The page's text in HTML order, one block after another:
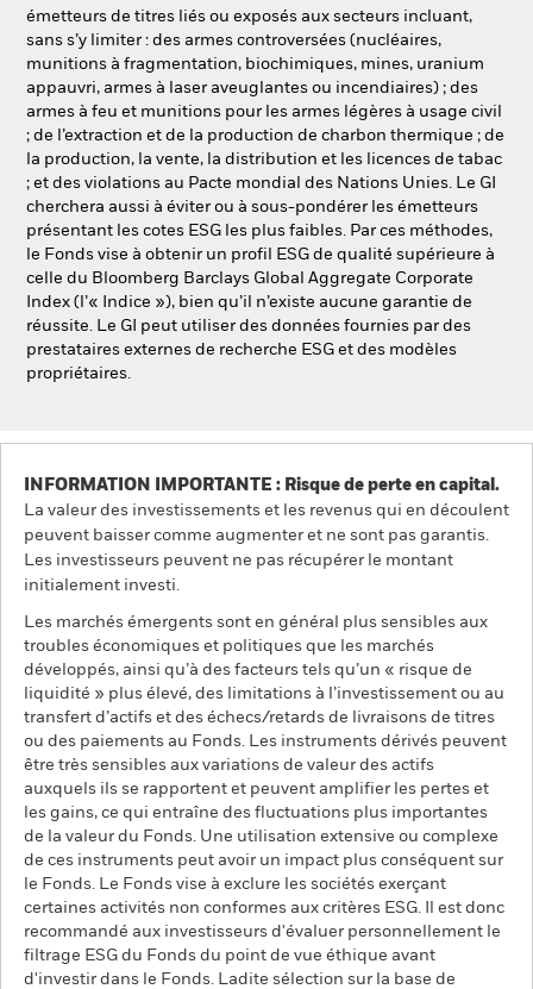
émetteurs de titres liés ou exposés aux secteurs incluant,
sans s’y limiter : des armes controversées (nucléaires,
munitions à fragmentation, biochimiques, mines, uranium
appauvri, armes à laser aveuglantes ou incendiaires) ; des
armes à feu et munitions pour les armes légères à usage civil
; de l’extraction et de la production de charbon thermique ; de
la production, la vente, la distribution et les licences de tabac
; et des violations au Pacte mondial des Nations Unies. Le GI
cherchera aussi à éviter ou à sous-pondérer les émetteurs
présentant les cotes ESG les plus faibles. Par ces méthodes,
le Fonds vise à obtenir un profil ESG de qualité supérieure à
celle du Bloomberg Barclays Global Aggregate Corporate
Index (l’« Indice »), bien qu’il n’existe aucune garantie de
réussite. Le GI peut utiliser des données fournies par des
prestataires externes de recherche ESG et des modèles
propriétaires.
INFORMATION IMPORTANTE : Risque de perte en capital.
La valeur des investissements et les revenus qui en découlent
peuvent baisser comme augmenter et ne sont pas garantis.
Les investisseurs peuvent ne pas récupérer le montant
initialement investi.
Les marchés émergents sont en général plus sensibles aux
troubles économiques et politiques que les marchés
développés, ainsi qu’à des facteurs tels qu’un « risque de
liquidité » plus élevé, des limitations à l’investissement ou au
transfert d’actifs et des échecs/retards de livraisons de titres
ou des paiements au Fonds. Les instruments dérivés peuvent
être très sensibles aux variations de valeur des actifs
auxquels ils se rapportent et peuvent amplifier les pertes et
les gains, ce qui entraîne des fluctuations plus importantes
de la valeur du Fonds. Une utilisation extensive ou complexe
de ces instruments peut avoir un impact plus conséquent sur
le Fonds. Le Fonds vise à exclure les sociétés exerçant
certaines activités non conformes aux critères ESG. Il est donc
recommandé aux investisseurs d'évaluer personnellement le
filtrage ESG du Fonds du point de vue éthique avant
d'investir dans le Fonds. Ladite sélection sur la base de